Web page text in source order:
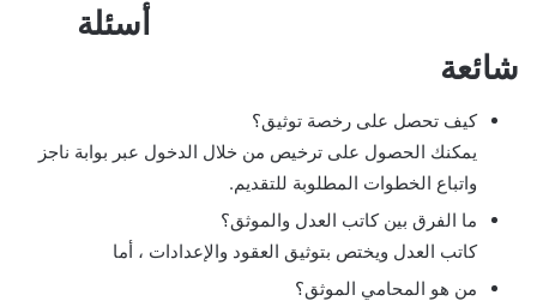
أسئلة
شائعة
كيف تحصل على رخصة توثيق؟
يمكنك الحصول على ترخيص من خلال الدخول عبر بوابة ناجز
واتباع الخطوات المطلوبة للتقديم.
ما الفرق بين كاتب العدل والموثق؟
كاتب العدل ويختص بتوثيق العقود والإعدادات ، أما
من هو المحامي الموثق؟